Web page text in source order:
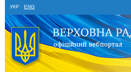
УКР ENG